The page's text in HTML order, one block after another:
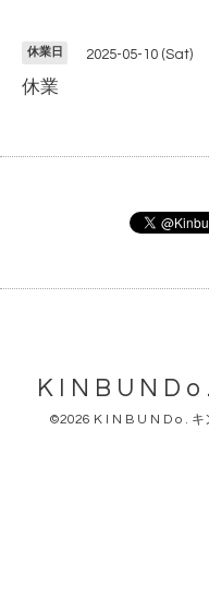
休業日 2025-05-10 (Sat)
休業
K I N B U N D
©2026 K I N B U N D o .